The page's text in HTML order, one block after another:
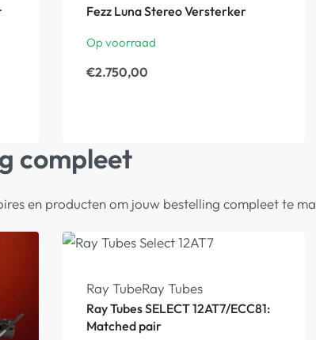
Fezz Luna Stereo Versterker
Op voorraad
€2.750,00
compleet
en producten om jouw bestelling compleet te
Ray TubeRay Tubes
Ray Tubes SELECT 12AT7/ECC81:
Matched pair